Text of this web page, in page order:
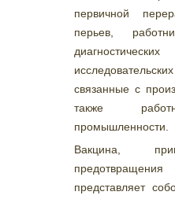
первичной
перьев,
связанные с
также
промышленности.
Вакцина,
предотвращения
представляет